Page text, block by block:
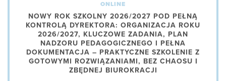
ONLINE
NOWY ROK SZKOLNY 2026/2027 POD PEŁNĄ
KONTROLĄ DYREKTORA: ORGANIZACJA ROKU
2026/2027, KLUCZOWE ZADANIA, PLAN
NADZORU PEDAGOGICZNEGO I PEŁNA
DOKUMENTACJA – PRAKTYCZNE SZKOLENIE Z
GOTOWYMI ROZWIĄZANIAMI, BEZ CHAOSU I
ZBĘDNEJ BIUROKRACJI